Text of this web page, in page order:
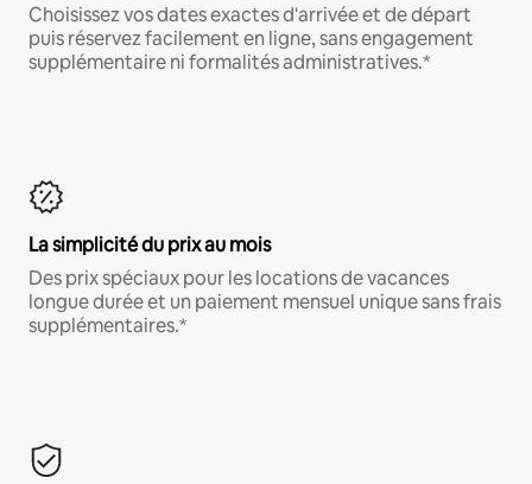
Choisissez vos dates exactes d'arrivée et de départ
puis réservez facilement en ligne, sans engagement
supplémentaire ni formalités administratives.*
La simplicité du prix au mois
Des prix spéciaux pour les locations de vacances
longue durée et un paiement mensuel unique sans frais
supplémentaires.*